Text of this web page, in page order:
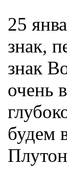
25
знак,
знак
очень
будем